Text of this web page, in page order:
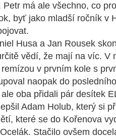
má ale všechno, co
byť jako mladší ročník v
Husa a Jan Rousek
vědí, že mají na víc. V
v prvním kole s
naopak do
oba přidali pár desítek
Adam Holub, který si
které se do Kořenova
Stačilo ovšem